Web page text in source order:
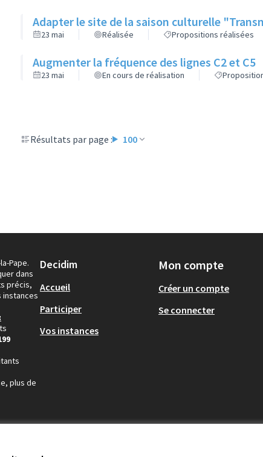
Adapter le site de la saison culturelle
23 mai Réalisée Propositions réalisées
Augmenter la fréquence des lignes C2 et C5
23 mai En cours de réalisation
Résultats par page : 100
Pape.
dans
précis,
plus de
Decidim
Accueil
Participer
Vos instances
Mon compte
Créer un compte
Se connecter